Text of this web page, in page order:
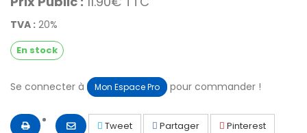
TVA : 20%
En stock
Se connecter à Mon Espace Pro pour commander !
Tweet Partager Pinterest